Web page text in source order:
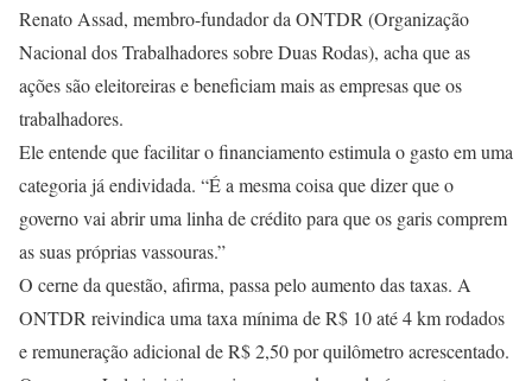
Renato Assad, membro-fundador da ONTDR (Organização
Nacional dos Trabalhadores sobre Duas Rodas), acha que as
ações são eleitoreiras e beneficiam mais as empresas que os
trabalhadores.
Ele entende que facilitar o financiamento estimula o gasto em uma
categoria já endividada. “É a mesma coisa que dizer que o
governo vai abrir uma linha de crédito para que os garis comprem
as suas próprias vassouras.”
O cerne da questão, afirma, passa pelo aumento das taxas. A
ONTDR reivindica uma taxa mínima de R$ 10 até 4 km rodados
e remuneração adicional de R$ 2,50 por quilômetro acrescentado.